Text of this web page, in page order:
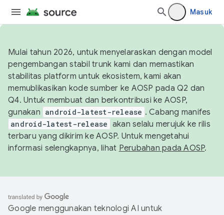
Masuk
Mulai tahun 2026, untuk menyelaraskan dengan model
pengembangan stabil trunk kami dan memastikan
stabilitas platform untuk ekosistem, kami akan
memublikasikan kode sumber ke AOSP pada Q2 dan
Q4. Untuk membuat dan berkontribusi ke AOSP,
gunakan android-latest-release . Cabang manifes
android-latest-release akan selalu merujuk ke rilis
terbaru yang dikirim ke AOSP. Untuk mengetahui
informasi selengkapnya, lihat Perubahan pada AOSP.
Google menggunakan teknologi AI untuk